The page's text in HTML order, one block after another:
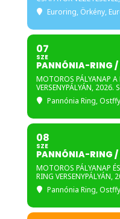
Zászlóismeret és
versenypálya
használja!
A résztvevőknek
egyénileg kell
Az eseményen
versenyzői
feltételével
Euroring, Örkény,
07
SZE
PANNÓNIA-RING /
MOTOROS PÁLYANAP
VERSENYPÁLYÁN, 2026.
Pannónia Ring,
08
SZE
PANNÓNIA-RING /
MOTOROS PÁLYANAP
RING VERSENYPÁLYÁN,
Pannónia Ring,